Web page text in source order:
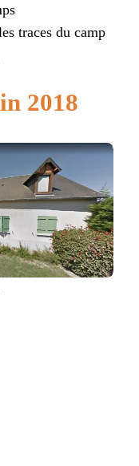
traces du camp
2018